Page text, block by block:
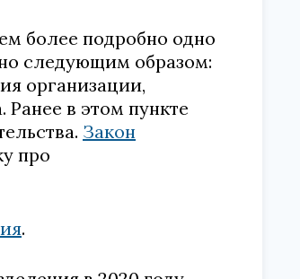
более подробно одно
следующим образом:
организации,
в этом пункте
Закон
про
.